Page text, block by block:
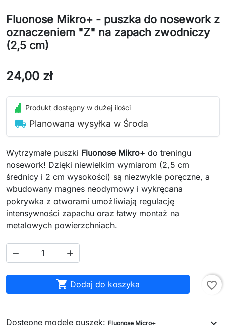
Fluonose Mikro+ - puszka do nosework z
oznaczeniem "Z" na zapach zwodniczy
(2,5 cm)
24,00 zł
Produkt dostępny w dużej ilości
local_shipping Planowana wysyłka w Środa
Wytrzymałe puszki Fluonose Mikro+ do treningu
nosework! Dzięki niewielkim wymiarom (2,5 cm
średnicy i 2 cm wysokości) są niezwykle poręczne, a
wbudowany magnes neodymowy i wykręcana
pokrywka z otworami umożliwiają regulację
intensywności zapachu oraz łatwy montaż na
metalowych powierzchniach.
 
 Dodaj do koszyka favorite_border
Dostępne modele puszek: Fluonose Micro+